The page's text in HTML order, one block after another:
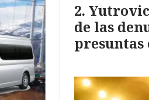
de las
presuntas